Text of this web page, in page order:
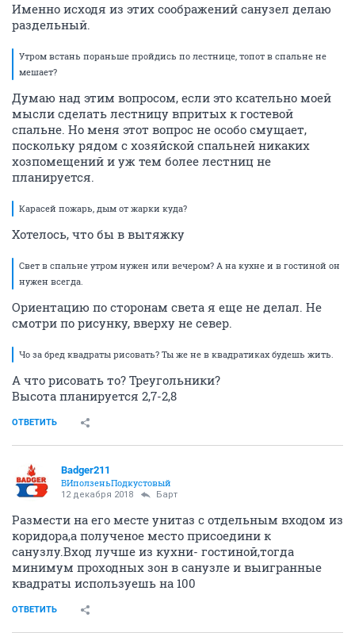
Именно исходя из этих соображений санузел делаю
раздельный.
Утром встань пораньше пройдись по лестнице, топот в спальне не
мешает?
Думаю над этим вопросом, если это ксательно моей
мысли сделать лестницу впритых к гостевой
спальне. Но меня этот вопрос не особо смущает,
поскольку рядом с хозяйской спальней никаких
хозпомещений и уж тем более лестниц не
планируется.
Карасей пожарь, дым от жарки куда?
Хотелось, что бы в вытяжку
Свет в спальне утром нужен или вечером? А на кухне и в гостиной он
нужен всегда.
Ориентацию по сторонам света я еще не делал. Не
смотри по рисунку, вверху не север.
Чо за бред квадраты рисовать? Ты же не в квадратиках будешь жить.
А что рисовать то? Треугольники?
Высота планируется 2,7-2,8
ОТВЕТИТЬ
Badger211
ВИползеньПодкустовый
12 декабря 2018 Барт
Размести на его месте унитаз с отдельным входом из
коридора,а полученое место присоедини к
санузлу.Вход лучше из кухни- гостиной,тогда
минимум проходных зон в санузле и выигранные
квадраты используешь на 100
ОТВЕТИТЬ